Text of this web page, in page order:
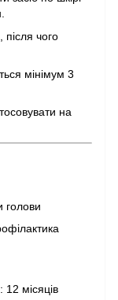
чого
мінімум 3
на
голови
12 місяців